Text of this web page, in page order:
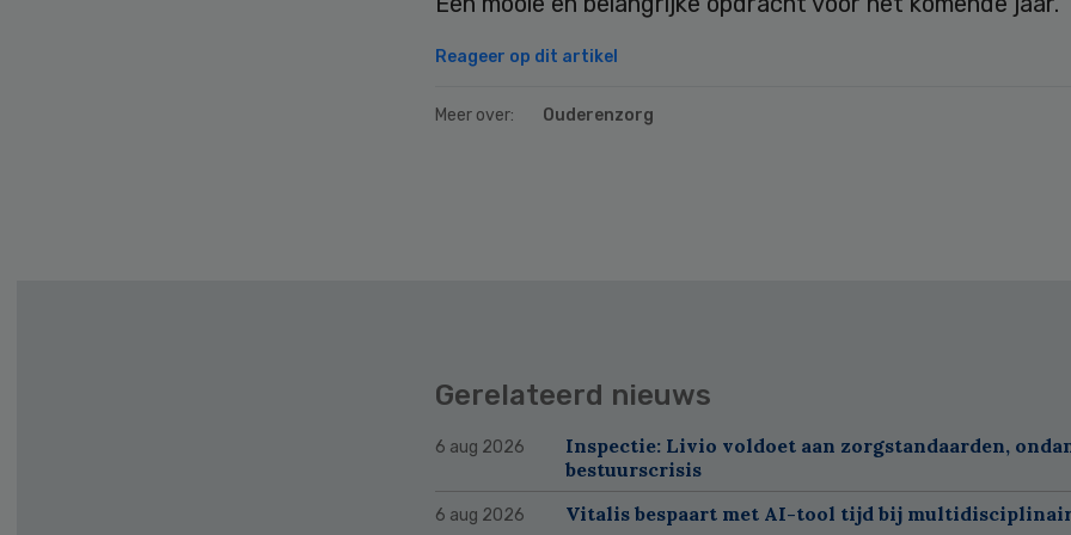
Reageer op dit artikel
Meer over: Ouderenzorg
Gerelateerd nieuws
6 aug 2026
Inspectie: Livio voldoet aan zorgstandaarden,
bestuurscrisis
6 aug 2026 Vitalis bespaart met AI-tool tijd bij